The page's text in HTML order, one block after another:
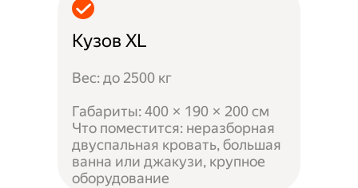
Кузов XL
Вес: до 2500 кг
Габариты: 400 × 190 × 200 см
Что поместится: неразборная
двуспальная кровать, большая
ванна или джакузи, крупное
оборудование